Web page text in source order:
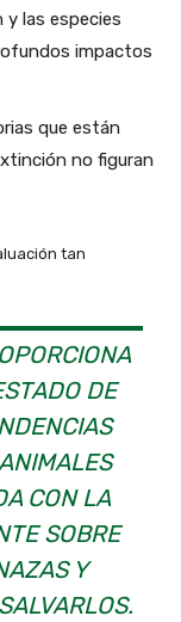
y las especies
impactos
que están
no figuran
tan
DE
CON LA
SOBRE
Y